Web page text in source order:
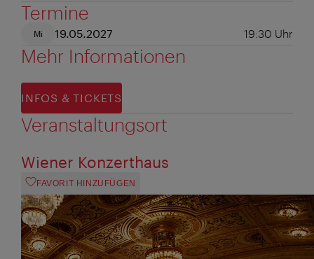
Termine
Mi 19.05.2027 19:30 Uhr
Mehr Informationen
INFOS & TICKETS
Veranstaltungsort
Wiener Konzerthaus
FAVORIT HINZUFÜGEN